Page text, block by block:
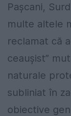
Pașcani,
multe altele
reclamat că
ceaușist”
naturale
subliniat în
obiective